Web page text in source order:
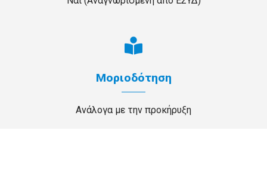
Μοριοδότηση
Ανάλογα με την προκήρυξη